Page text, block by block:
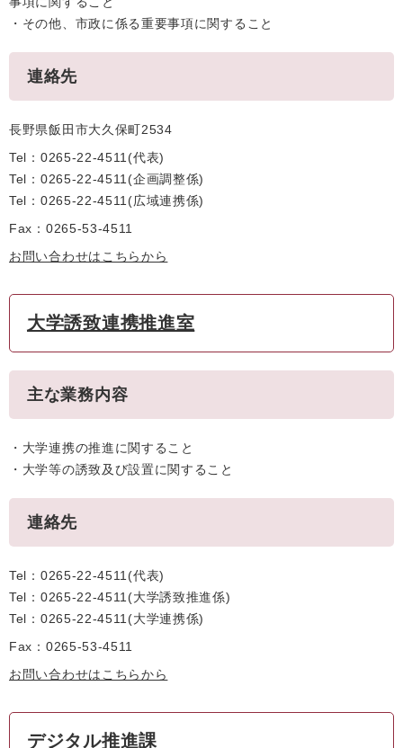
・その他、市政に係る重要事項に関すること
連絡先
長野県飯田市大久保町2534
Tel：0265-22-4511
代表
Tel：0265-22-4511
企画調整係
Tel：0265-22-4511
広域連携係
Fax：0265-53-4511
お問い合わせはこちらから
大学誘致連携推進室
主な業務内容
・大学連携の推進に関すること
・大学等の誘致及び設置に関すること
連絡先
Tel：0265-22-4511
代表
Tel：0265-22-4511
大学誘致推進係
Tel：0265-22-4511
大学連携係
Fax：0265-53-4511
お問い合わせはこちらから
デジタル推進課